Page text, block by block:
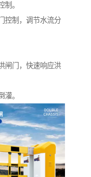
制。
控制，调节水流分
闸门，快速响应洪
灌。